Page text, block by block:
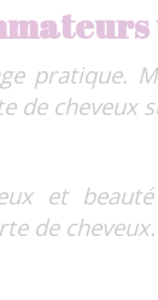
pratique.
de cheveux
et
de